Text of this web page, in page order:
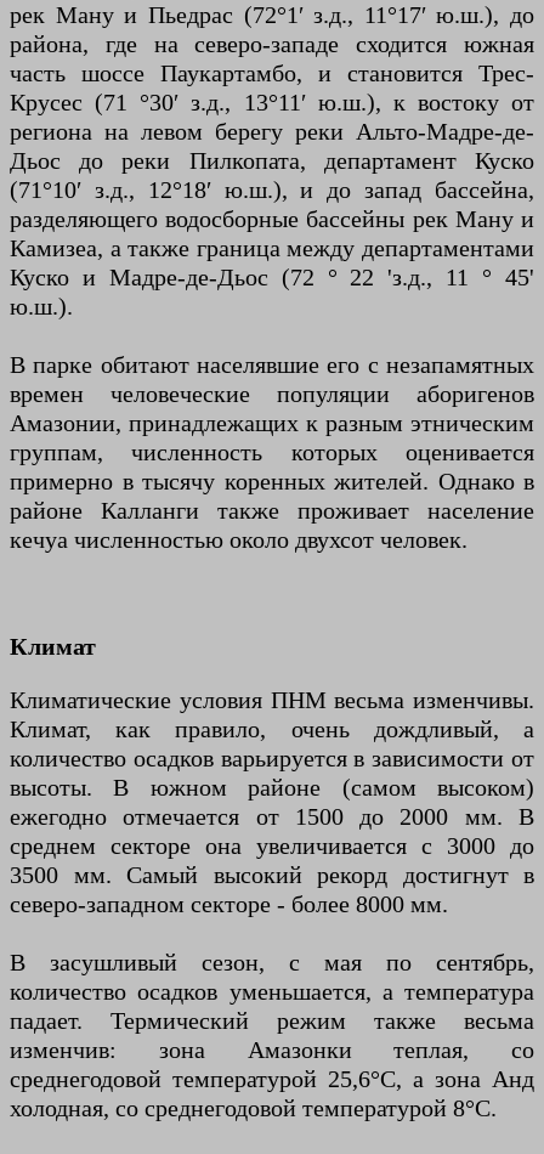
рек Ману и Пьедрас (72°1′ з.д., 11°17′ ю.ш.), до
района, где на северо-западе сходится южная
часть шоссе Паукартамбо, и становится Трес-
Крусес (71 °30′ з.д., 13°11′ ю.ш.), к востоку от
региона на левом берегу реки Альто-Мадре-де-
Дьос до реки Пилкопата, департамент Куско
(71°10′ з.д., 12°18′ ю.ш.), и до запад бассейна,
разделяющего водосборные бассейны рек Ману и
Камизеа, а также граница между департаментами
Куско и Мадре-де-Дьос (72 ° 22 'з.д., 11 ° 45'
ю.ш.).
В парке обитают населявшие его с незапамятных
времен человеческие популяции аборигенов
Амазонии, принадлежащих к разным этническим
группам, численность которых оценивается
примерно в тысячу коренных жителей. Однако в
районе Калланги также проживает население
кечуа численностью около двухсот человек.
Климат
Климатические условия ПНМ весьма изменчивы.
Климат, как правило, очень дождливый, а
количество осадков варьируется в зависимости от
высоты. В южном районе (самом высоком)
ежегодно отмечается от 1500 до 2000 мм. В
среднем секторе она увеличивается с 3000 до
3500 мм. Самый высокий рекорд достигнут в
северо-западном секторе - более 8000 мм.
В засушливый сезон, с мая по сентябрь,
количество осадков уменьшается, а температура
падает. Термический режим также весьма
изменчив: зона Амазонки теплая, со
среднегодовой температурой 25,6°С, а зона Анд
холодная, со среднегодовой температурой 8°С.